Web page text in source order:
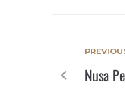
Nusa